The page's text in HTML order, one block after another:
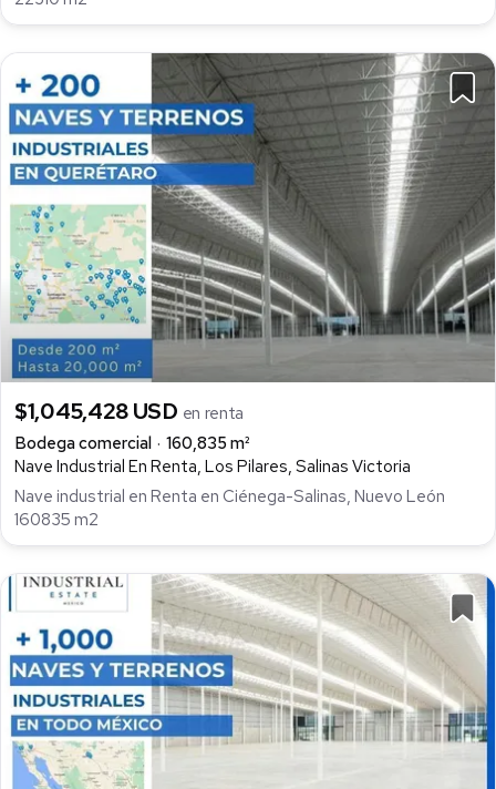
$1,045,428 USD en renta
Bodega comercial
160,835 m²
Nave Industrial En Renta, Los Pilares, Salinas Victoria
Nave industrial en Renta en Ciénega-Salinas, Nuevo León
160835 m2